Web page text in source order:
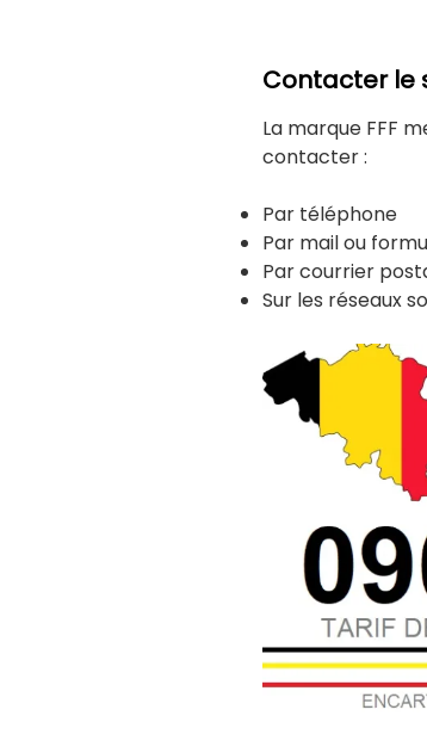
Contacter le
La marque FFF
contacter :
Par téléphone
Par mail ou
Par courrier
Sur les réseaux